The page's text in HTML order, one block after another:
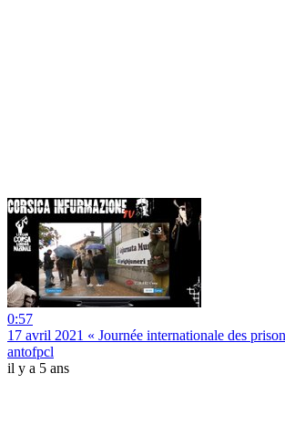
0:57
17 avril 2021 « Journée internationale des
antofpcl
il y a 5 ans